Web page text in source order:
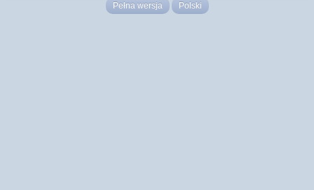
Pełna wersja Polski